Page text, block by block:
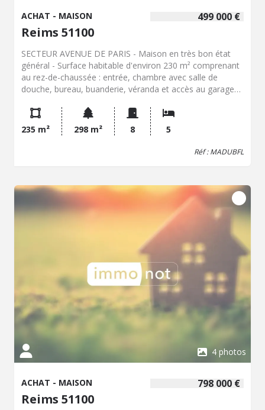
499 000 €
ACHAT - MAISON
Reims 51100
SECTEUR AVENUE DE PARIS - Maison en très bon état
général - Surface habitable d'environ 230 m² comprenant
au rez-de-chaussée : entrée, chambre avec salle de
douche, bureau, buanderie, véranda et accès au garage
cuisine équipée, deux grandes chambres, salle de bains et
WC. Au second : vaste palier/dressing, deux grandes
chambres dont une avec salle de douche. Chauffage gaz
+ climatisation réversible. Jardin clos avec terrasse.
risques auxquels ce bien est exposé sont disponibles sur
le site Géorisques : www. georisques. gouv. fr
235 m² 298 m² 8 5
Réf : MADUBFL
4 photos
798 000 €
ACHAT - MAISON
Reims 51100